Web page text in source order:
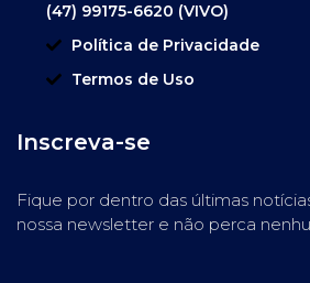
(47) 99175-6620 (VIVO)
Política de Privacidade
Termos de Uso
Inscreva-se
Fique por dentro das últimas
nossa newsletter e não perca